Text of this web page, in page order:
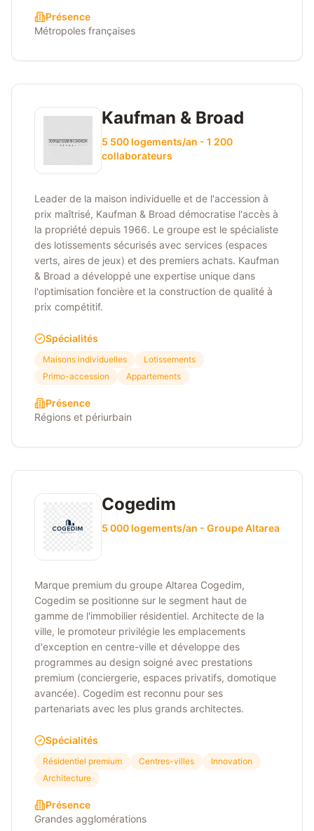
Présence
Métropoles françaises
Kaufman & Broad
5 500 logements/an - 1 200
collaborateurs
Leader de la maison individuelle et de l'accession à
prix maîtrisé, Kaufman & Broad démocratise l'accès à
la propriété depuis 1966. Le groupe est le spécialiste
des lotissements sécurisés avec services (espaces
verts, aires de jeux) et des premiers achats. Kaufman
& Broad a développé une expertise unique dans
l'optimisation foncière et la construction de qualité à
prix compétitif.
Spécialités
Maisons individuelles
Lotissements
Primo-accession
Appartements
Présence
Régions et périurbain
Cogedim
5 000 logements/an - Groupe Altarea
Marque premium du groupe Altarea Cogedim,
Cogedim se positionne sur le segment haut de
gamme de l'immobilier résidentiel. Architecte de la
ville, le promoteur privilégie les emplacements
d'exception en centre-ville et développe des
programmes au design soigné avec prestations
premium (conciergerie, espaces privatifs, domotique
avancée). Cogedim est reconnu pour ses
partenariats avec les plus grands architectes.
Spécialités
Résidentiel premium Centres-villes
Innovation
Architecture
Présence
Grandes agglomérations